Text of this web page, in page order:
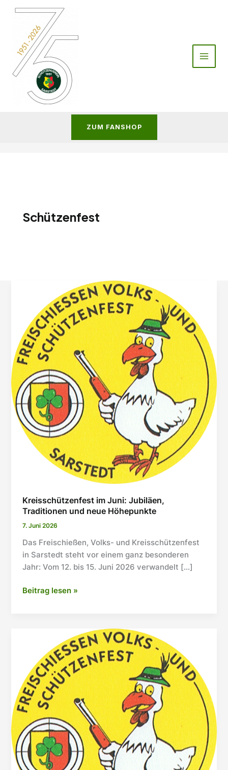
Zum
springen
ZUM FANSHOP
Schützenfest
Kreisschützenfest im Juni: Jubiläen,
Traditionen und neue Höhepunkte
7. Juni 2026
Das Freischießen, Volks- und Kreisschützenfest
in Sarstedt steht vor einem ganz besonderen
Jahr: Vom 12. bis 15. Juni 2026 verwandelt […]
Kreisschützenfest
Traditionen
neue
Höhepunkte
Beitrag lesen »